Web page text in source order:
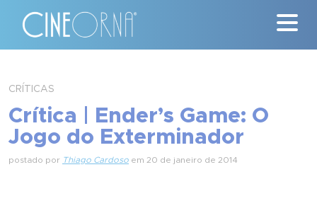
News
#ClássicosCineOrna
CRÍTICAS
Crítica | Ender’s Game: O
Jogo do Exterminador
postado por Thiago Cardoso em 20 de janeiro de 2014